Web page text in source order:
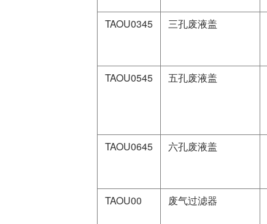
TAOU0345 三孔废液盖
TAOU0545 五孔废液盖
TAOU0645 六孔废液盖
TAOU00 废气过滤器